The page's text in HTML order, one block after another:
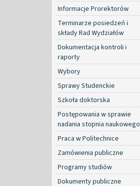
Informacje Prorektorów
Terminarze posiedzeń i
składy Rad Wydziałów
Dokumentacja kontroli i
raporty
Wybory
Sprawy Studenckie
Szkoła doktorska
Postępowania w sprawie
nadania stopnia naukowego
Praca w Politechnice
Zamówienia publiczne
Programy studiów
Dokumenty publiczne